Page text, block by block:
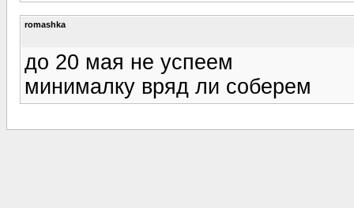
romashka
до 20 мая не успеем
минималку вряд ли соберем